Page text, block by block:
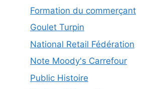
Formation du commerçant
Goulet Turpin
National Retail Fédération
Note Moody's Carrefour
Public Histoire